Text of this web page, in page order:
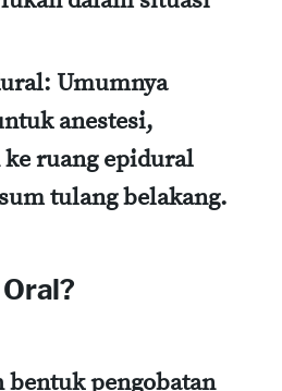
Umumnya
anestesi,
ruang epidural
tulang belakang.
bentuk pengobatan